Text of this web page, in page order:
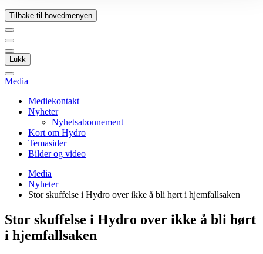
Tilbake til hovedmenyen
Lukk
Media
Mediekontakt
Nyheter
Nyhetsabonnement
Kort om Hydro
Temasider
Bilder og video
Media
Nyheter
Stor skuffelse i Hydro over ikke å bli hørt i hjemfallsaken
Stor skuffelse i Hydro over ikke å bli hørt
i hjemfallsaken